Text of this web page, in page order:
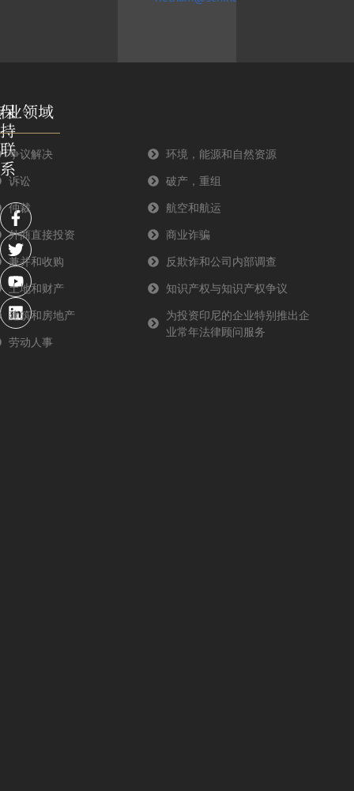
保
持
联
系
F
a
c
e
b
o
o
k
-
f
T
w
i
t
t
e
r
Y
o
u
t
u
b
e
L
i
n
k
e
d
i
n
业领域
争议解决
诉讼
仲裁
外商直接投资
兼并和收购
土地和财产
建筑和房地产
劳动人事
环境，能源和自然资源
破产，重组
航空和航运
商业诈骗
反欺诈和公司内部调查
知识产权与知识产权争议
为投资印尼的企业特别推出企
业常年法律顾问服务